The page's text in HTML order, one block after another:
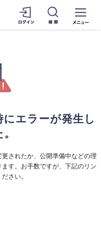
エラーが発生し
されたか、公開準備中などの理
す。お手数ですが、下記のリン
さい。